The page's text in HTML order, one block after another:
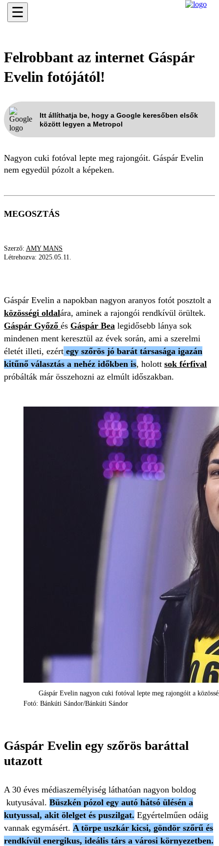
☰
Felrobbant az internet Gáspár
Evelin fotójától!
Itt állíthatja be, hogy a Google keresőben elsők
között legyen a Metropol
Nagyon cuki fotóval lepte meg rajongóit. Gáspár Evelin
nem egyedül pózolt a képeken.
MEGOSZTÁS
Szerző: AMY MANS
Létrehozva: 2025.05.11.
Gáspár Evelin a napokban nagyon aranyos fotót posztolt a
közösségi oldalára, aminek a rajongói rendkívül örültek.
Gáspár Győző és Gáspár Bea legidősebb lánya sok
mindenen ment keresztül az évek során, ami a szerelmi
életét illeti, ezért egy szőrös jó barát társasága igazán
kitűnő választás a nehéz időkben is, holott sok férfival
próbálták már összehozni az elmúlt időszakban.
Gáspár Evelin nagyon cuki fotóval lepte meg rajongóit a
Fotó: Bánkúti Sándor/Bánkúti Sándor
Gáspár Evelin egy szőrös baráttal
utazott
A 30 éves médiaszemélyiség láthatóan nagyon boldog
kutyusával. Büszkén pózol egy autó hátsó ülésén a
kutyussal, akit ölelget és puszilgat. Egyértelműen odáig
vannak egymásért. A törpe uszkár kicsi, göndör szőrű és
rendkívül energikus, ideális társ a városi környezetben.